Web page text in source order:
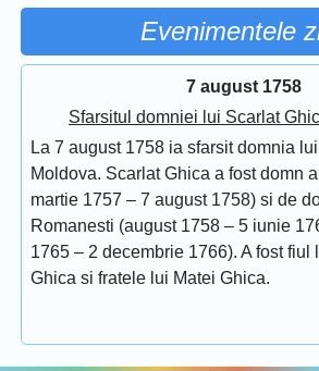
Evenimentele
7 august 1758
Sfarsitul domniei lui Scarlat
La 7 august 1758 ia sfarsit domnia
Moldova. Scarlat Ghica a fost domn
martie 1757 – 7 august 1758) si de
Romanesti (august 1758 – 5 iunie
1765 – 2 decembrie 1766). A fost fiul
Ghica si fratele lui Matei Ghica.